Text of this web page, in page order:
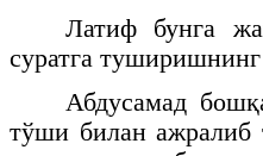
Латиф бунга
суратга
Абдусамад
тўши билан ажралиб